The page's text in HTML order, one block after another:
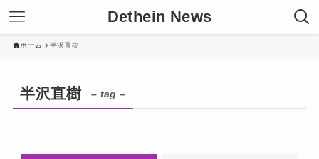
Dethein News
ホーム 半沢直樹
半沢直樹 – tag –